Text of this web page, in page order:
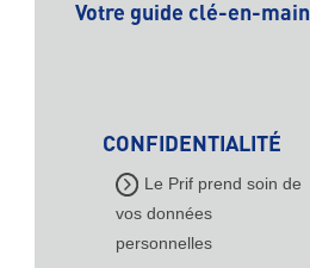
Votre guide clé-en-main
CONFIDENTIALITÉ
Le Prif prend soin de
vos données
personnelles